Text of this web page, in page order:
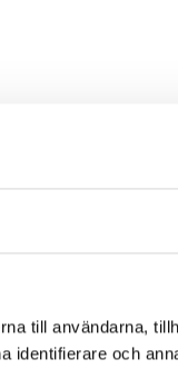
till användarna,
identifierare och